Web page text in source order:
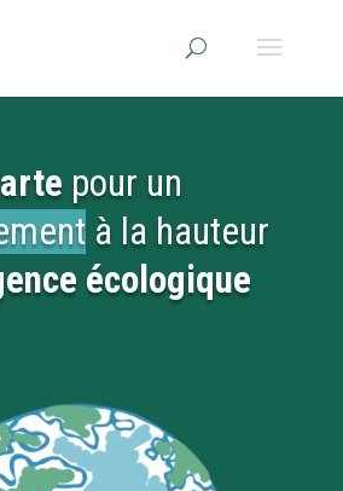
pour un
à la hauteur
écologique